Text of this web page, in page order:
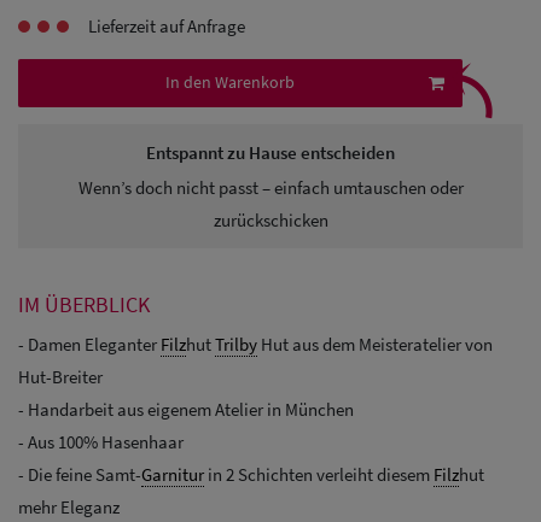
Herren UV-
Sonnenschilder
& Visoren
Snapback Caps
Lieferzeit auf Anfrage
In den Warenkorb
Entspannt zu Hause entscheiden
Wenn’s doch nicht passt – einfach umtauschen oder
zurückschicken
⤹
IM ÜBERBLICK
- Damen Eleganter FilzhutTrilby Hut aus dem Meisteratelier von
Hut-Breiter
- Handarbeit aus eigenem Atelier in München
- Aus 100% Hasenhaar
- Die feine Samt-Garnitur in 2 Schichten verleiht diesem Filzhut
mehr Eleganz